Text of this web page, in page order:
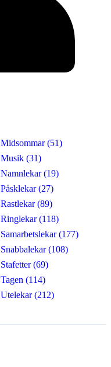
Midsommar (51)
Musik (31)
Namnlekar (19)
Påsklekar (27)
Rastlekar (89)
Ringlekar (118)
Samarbetslekar (177)
Snabbalekar (108)
Stafetter (69)
Tagen (114)
Utelekar (212)